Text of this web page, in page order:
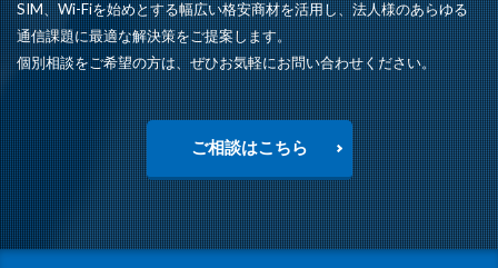
SIM、Wi-Fiを始めとする幅広い格安商材を活用し、法人様のあらゆる
通信課題に最適な解決策をご提案します。
個別相談をご希望の方は、ぜひお気軽にお問い合わせください。
ご相談はこちら